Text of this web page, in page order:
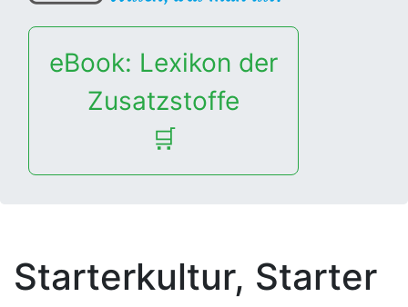
eBook: Lexikon der
Zusatzstoffe
🛒
Starterkultur, Starter